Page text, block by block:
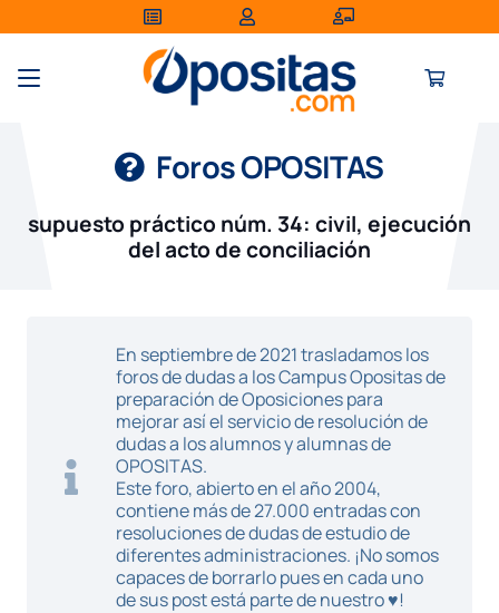
Foros OPOSITAS
supuesto práctico núm. 34: civil, ejecución
del acto de conciliación
En septiembre de 2021 trasladamos los
foros de dudas a los Campus Opositas de
preparación de Oposiciones para
mejorar así el servicio de resolución de
dudas a los alumnos y alumnas de
OPOSITAS.
Este foro, abierto en el año 2004,
contiene más de 27.000 entradas con
resoluciones de dudas de estudio de
diferentes administraciones. ¡No somos
capaces de borrarlo pues en cada uno
de sus post está parte de nuestro ♥!